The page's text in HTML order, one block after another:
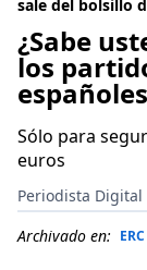
sale del bolsillo
¿Sabe
los
Sólo para
euros
Periodista Digital
Archivado en: